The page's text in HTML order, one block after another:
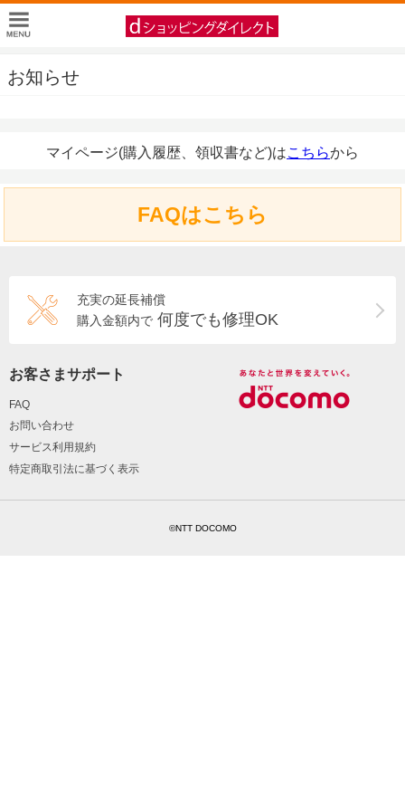
お知らせ
マイページ(購入履歴、領収書など)はこちらから
FAQはこちら
充実の延長補償
購入金額内で 何度でも修理OK
お客さまサポート
FAQ
お問い合わせ
サービス利用規約
特定商取引法に基づく表示
©NTT DOCOMO